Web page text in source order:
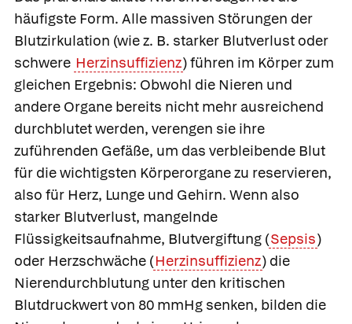
häufigste Form. Alle massiven Störungen der
Blutzirkulation (wie z. B. starker Blutverlust oder
schwere Herzinsuffizienz) führen im Körper zum
gleichen Ergebnis: Obwohl die Nieren und
andere Organe bereits nicht mehr ausreichend
durchblutet werden, verengen sie ihre
zuführenden Gefäße, um das verbleibende Blut
für die wichtigsten Körperorgane zu reservieren,
also für Herz, Lunge und Gehirn. Wenn also
starker Blutverlust, mangelnde
Flüssigkeitsaufnahme, Blutvergiftung (Sepsis)
oder Herzschwäche (Herzinsuffizienz) die
Nierendurchblutung unter den kritischen
Blutdruckwert von 80 mmHg senken, bilden die